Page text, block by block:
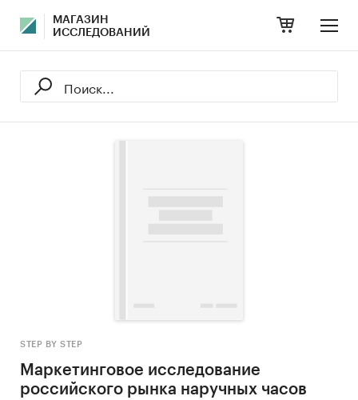
МАГАЗИН
ИССЛЕДОВАНИЙ
STEP BY STEP
Маркетинговое исследование
российского рынка наручных часов